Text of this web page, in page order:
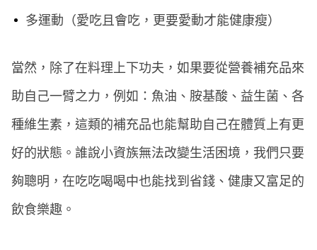
多運動（愛吃且會吃，更要愛動才能健康瘦）
當然，除了在料理上下功夫，如果要從營養補充品來
助自己一臂之力，例如：魚油、胺基酸、益生菌、各
種維生素，這類的補充品也能幫助自己在體質上有更
好的狀態。誰說小資族無法改變生活困境，我們只要
夠聰明，在吃吃喝喝中也能找到省錢、健康又富足的
飲食樂趣。